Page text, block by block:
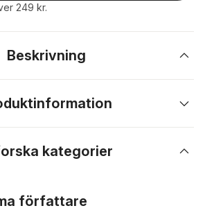
249 kr.
Beskrivning
kategorier
författare